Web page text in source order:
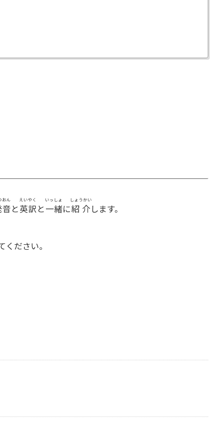
音
おん
と英訳
えいやく
と一緒
いっしょ
に紹介
しょうかい
します。
ください。